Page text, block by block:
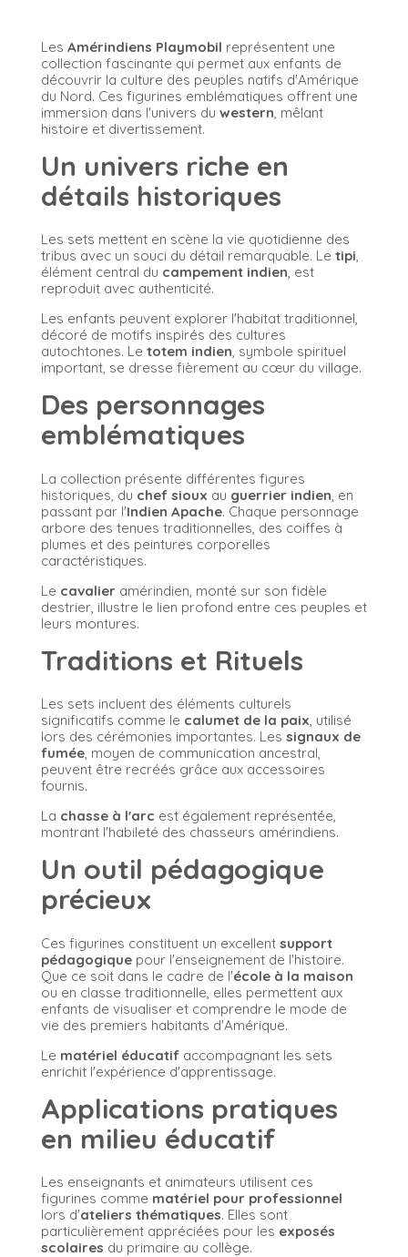
Les Amérindiens Playmobil représentent une
collection fascinante qui permet aux enfants de
découvrir la culture des peuples natifs d'Amérique
du Nord. Ces figurines emblématiques offrent une
immersion dans l'univers du western , mêlant
histoire et divertissement.
Un univers riche en
détails historiques
Les sets mettent en scène la vie quotidienne des
tribus avec un souci du détail remarquable. Le tipi,
élément central du campement indien, est
reproduit avec authenticité.
Les enfants peuvent explorer l'habitat traditionnel,
décoré de motifs inspirés des cultures
autochtones. Le totem indien, symbole spirituel
important, se dresse fièrement au cœur du village.
Des personnages
emblématiques
La collection présente différentes figures
historiques, du chef sioux au guerrier indien , en
passant par l'Indien Apache. Chaque personnage
arbore des tenues traditionnelles, des coiffes à
plumes et des peintures corporelles
caractéristiques.
Le cavalier amérindien, monté sur son fidèle
destrier, illustre le lien profond entre ces peuples et
leurs montures.
Traditions et Rituels
Les sets incluent des éléments culturels
significatifs comme le calumet de la paix, utilisé
lors des cérémonies importantes. Les signaux de
fumée, moyen de communication ancestral,
peuvent être recréés grâce aux accessoires
fournis.
La chasse à l'arc est également représentée,
montrant l'habileté des chasseurs amérindiens.
Un outil pédagogique
précieux
Ces figurines constituent un excellent support
pédagogique pour l'enseignement de l'histoire.
Que ce soit dans le cadre de l'école à la maison
ou en classe traditionnelle, elles permettent aux
enfants de visualiser et comprendre le mode de
vie des premiers habitants d'Amérique.
Le matériel éducatif accompagnant les sets
enrichit l'expérience d'apprentissage.
Applications pratiques
en milieu éducatif
Les enseignants et animateurs utilisent ces
figurines comme matériel pour professionnel
lors d'ateliers thématiques. Elles sont
particulièrement appréciées pour les exposés
scolaires du primaire au collège.